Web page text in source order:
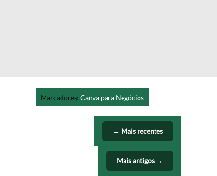
Marcadores: Canva para Negócios
← Mais recentes
Mais antigos →